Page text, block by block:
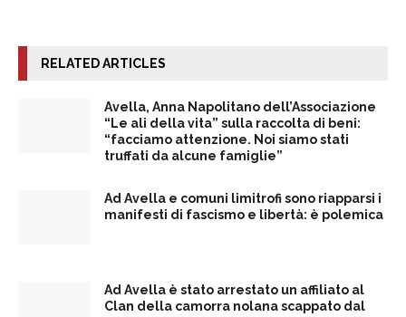
RELATED ARTICLES
Avella, Anna Napolitano dell’Associazione
“Le ali della vita” sulla raccolta di beni:
“facciamo attenzione. Noi siamo stati
truffati da alcune famiglie”
Ad Avella e comuni limitrofi sono riapparsi i
manifesti di fascismo e libertà: è polemica
Ad Avella è stato arrestato un affiliato al
Clan della camorra nolana scappato dal